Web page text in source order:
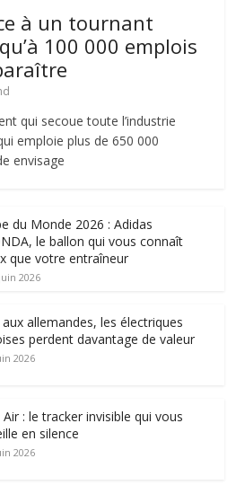
à un tournant
100 000 emplois
qui secoue toute l’industrie
emploie plus de 650 000
envisage
du Monde 2026 : Adidas
le ballon qui vous connaît
que votre entraîneur
2026
aux allemandes, les électriques
perdent davantage de valeur
2026
Air : le tracker invisible qui vous
en silence
2026